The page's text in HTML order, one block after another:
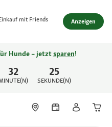
mit Friends Anzeigen
32 25
SEKUNDE(N)
Hunde – jetztsparen!